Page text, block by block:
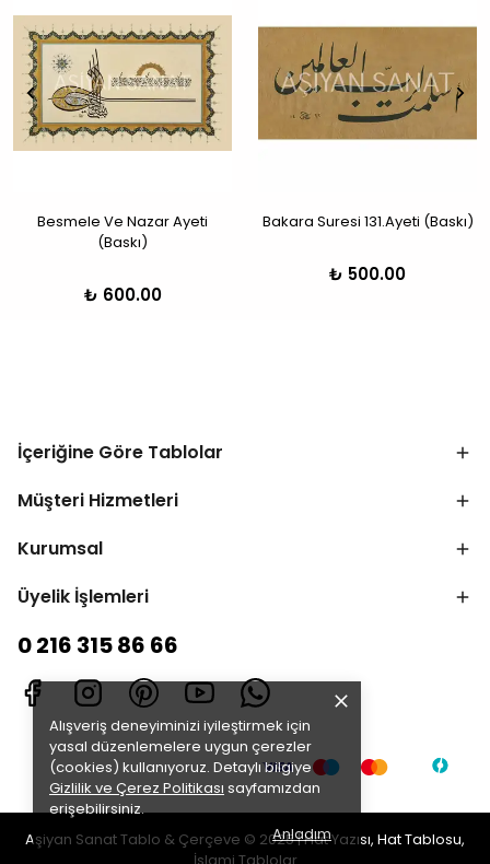
Alışveriş deneyiminizi iyileştirmek için
yasal düzenlemelere uygun çerezler
(cookies) kullanıyoruz. Detaylı bilgiye
Gizlilik ve Çerez Politikası sayfamızdan
erişebilirsiniz.
Anladım
Besmele Ve Nazar Ayeti
(Baskı)
₺ 600.00
Bakara Suresi 131.Ayeti (Baskı)
₺ 500.00
İçeriğine Göre Tablolar
Müşteri Hizmetleri
Kurumsal
Üyelik İşlemleri
0 216 315 86 66
Aşiyan Sanat Tablo & Çerçeve © 2025 | Hat Yazısı, Hat Tablosu,